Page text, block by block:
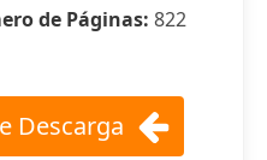
de Páginas: 822
Descarga